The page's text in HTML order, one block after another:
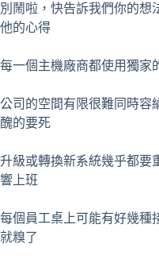
別鬧啦，快告訴我們你的想
他的心得
每一個主機廠商都使用獨家
公司的空間有限很難同時容
醜的要死
升級或轉換新系統幾乎都要
響上班
每個員工桌上可能有好幾種
就糗了